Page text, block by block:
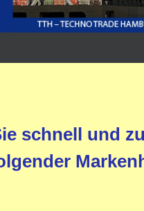
schnell und